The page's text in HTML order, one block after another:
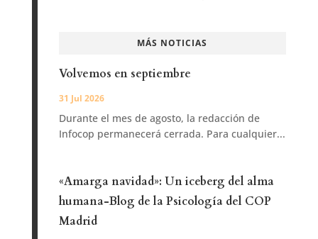
MÁS NOTICIAS
Volvemos en septiembre
31 Jul 2026
Durante el mes de agosto, la redacción de
Infocop permanecerá cerrada. Para cualquier...
«Amarga navidad»: Un iceberg del alma
humana-Blog de la Psicología del COP
Madrid